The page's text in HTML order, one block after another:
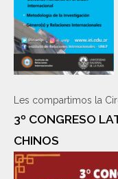
Les compartimos la
3º CONGRESO
CHINOS